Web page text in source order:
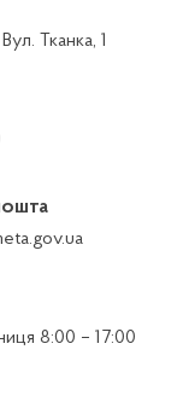
Тканка, 1
8:00 – 17:00